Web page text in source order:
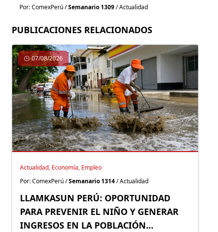
Por: ComexPerú /Semanario 1309/ Actualidad
PUBLICACIONES RELACIONADOS
07/08/2026
Actualidad, Economía, Empleo
Por: ComexPerú /Semanario 1314/ Actualidad
LLAMKASUN PERÚ: OPORTUNIDAD
PARA PREVENIR EL NIÑO Y GENERAR
INGRESOS EN LA POBLACIÓN